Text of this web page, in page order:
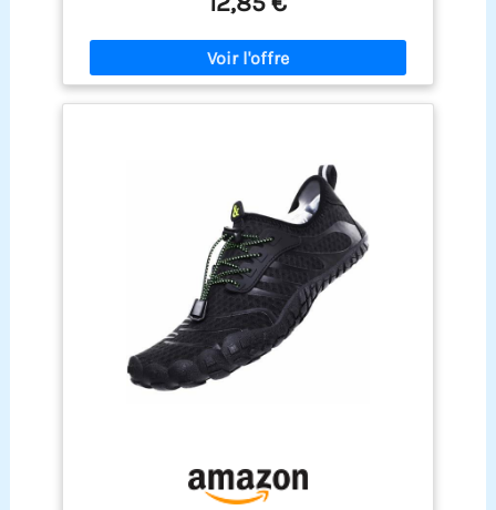
ET RESPIRATION : Grâce au tissu en néoprène, le
pied est entièrement protégé jusqu'aux chevilles.
La tige, en tissu mesh extensible avec inserts
latéraux en mesh, garantit une respirabilité
maximale même en cas de forte chaleur. FACILE à
rock enveloppe le pied et garantit toujours une
adhérence maximale pendant les activités
aquatiques. LÉGÈRES ET FLEXIBLES : Les
chaussures SEAC Splash sont extrêmement
légères et ne pèsent que 0,350 kg ! Equipées d'un
système de pliage unique, ces chaussures de
plongée prennent très peu de place et sont
parfaites pour être emportées à tout moment !